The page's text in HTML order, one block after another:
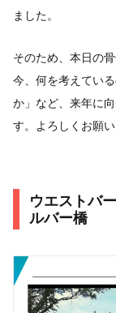
ました。
そのため、本日の
今、何を考えてい
か」など、来年に
す。よろしくお願い
ウエストバ
ルバー橋